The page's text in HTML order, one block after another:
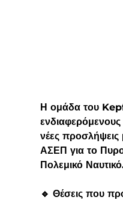
Η ομάδα του
νέες
ΑΣΕΠ για το
Πολεμικό
🔹 Θέσεις που